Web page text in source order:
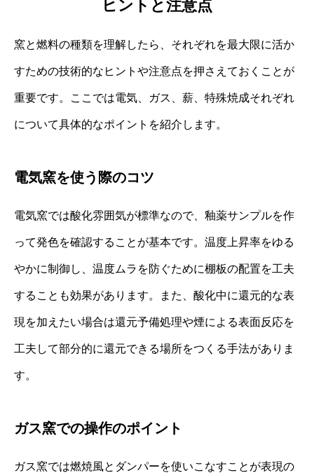
ヒントと注意点
窯と燃料の種類を理解したら、それぞれを最大限に活か
すための技術的なヒントや注意点を押さえておくことが
重要です。ここでは電気、ガス、薪、特殊焼成それぞれ
について具体的なポイントを紹介します。
電気窯を使う際のコツ
電気窯では酸化雰囲気が標準なので、釉薬サンプルを作
って発色を確認することが基本です。温度上昇率をゆる
やかに制御し、温度ムラを防ぐために棚板の配置を工夫
することも効果があります。また、酸化中に還元的な表
現を加えたい場合は還元予備処理や煙による表面反応を
工夫して部分的に還元できる場所をつくる手法がありま
す。
ガス窯での操作のポイント
ガス窯では燃焼風とダンパーを使いこなすことが表現の